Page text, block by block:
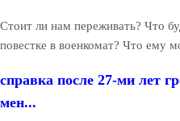
Стоит ли нам переживать? Что
повестке в военкомат? Что ему
справка после 27-ми лет
мен...